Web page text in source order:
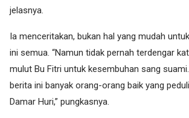
jelasnya.
Ia menceritakan, bukan hal yang mudah
ini semua. “Namun tidak pernah terdengar
mulut Bu Fitri untuk kesembuhan sang
berita ini banyak orang-orang baik yang
Damar Huri,” pungkasnya.